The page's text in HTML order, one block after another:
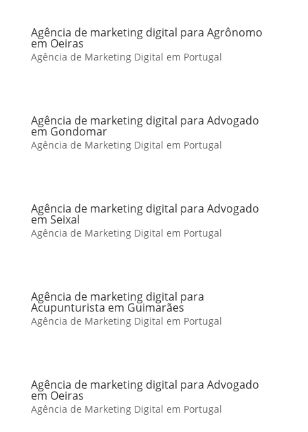
Agência de marketing digital para Agrônomo
em Oeiras
Agência de Marketing Digital em Portugal
Agência de marketing digital para Advogado
em Gondomar
Agência de Marketing Digital em Portugal
Agência de marketing digital para Advogado
em Seixal
Agência de Marketing Digital em Portugal
Agência de marketing digital para
Acupunturista em Guimarães
Agência de Marketing Digital em Portugal
Agência de marketing digital para Advogado
em Oeiras
Agência de Marketing Digital em Portugal